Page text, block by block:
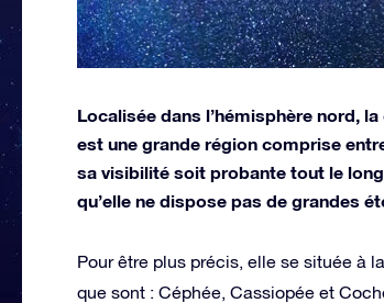
Localisée dans l’hémisphère nord,
est une grande région comprise
sa visibilité soit probante tout le
qu’elle ne dispose pas de grandes
Pour être plus précis, elle se située à
que sont : Céphée, Cassiopée et